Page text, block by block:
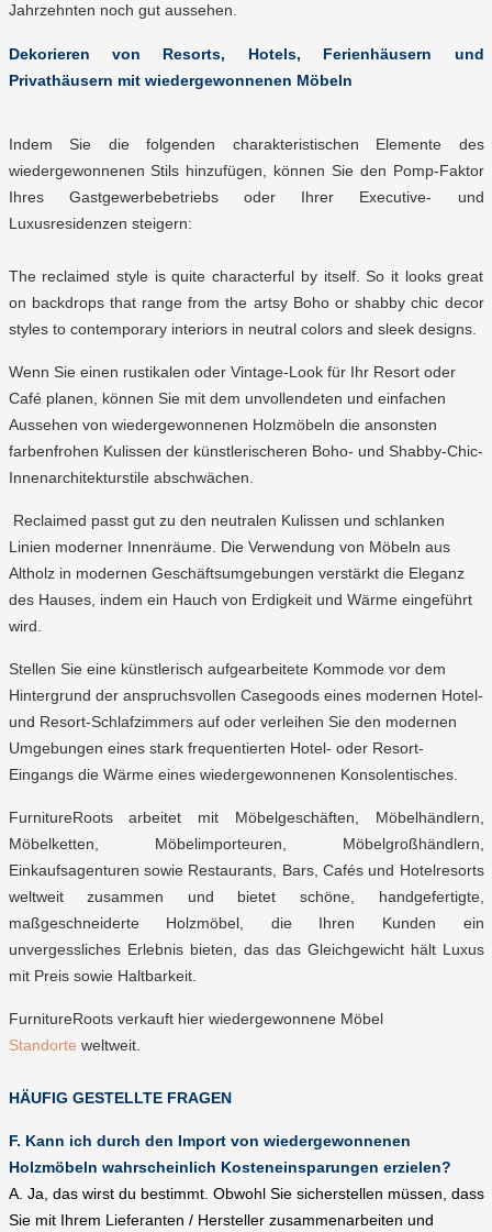
Jahrzehnten noch gut aussehen.
Dekorieren von Resorts, Hotels, Ferienhäusern und
Privathäusern mit wiedergewonnenen Möbeln
Indem Sie die folgenden charakteristischen Elemente des
wiedergewonnenen Stils hinzufügen, können Sie den Pomp-Faktor
Ihres Gastgewerbebetriebs oder Ihrer Executive- und
Luxusresidenzen steigern:
The reclaimed style is quite characterful by itself. So it looks great
on backdrops that range from the artsy Boho or shabby chic decor
styles to contemporary interiors in neutral colors and sleek designs.
Wenn Sie einen rustikalen oder Vintage-Look für Ihr Resort oder
Café planen, können Sie mit dem unvollendeten und einfachen
Aussehen von wiedergewonnenen Holzmöbeln die ansonsten
farbenfrohen Kulissen der künstlerischeren Boho- und Shabby-Chic-
Innenarchitekturstile abschwächen.
Reclaimed passt gut zu den neutralen Kulissen und schlanken
Linien moderner Innenräume. Die Verwendung von Möbeln aus
Altholz in modernen Geschäftsumgebungen verstärkt die Eleganz
des Hauses, indem ein Hauch von Erdigkeit und Wärme eingeführt
wird.
Stellen Sie eine künstlerisch aufgearbeitete Kommode vor dem
Hintergrund der anspruchsvollen Casegoods eines modernen Hotel-
und Resort-Schlafzimmers auf oder verleihen Sie den modernen
Umgebungen eines stark frequentierten Hotel- oder Resort-
Eingangs die Wärme eines wiedergewonnenen Konsolentisches.
FurnitureRoots arbeitet mit Möbelgeschäften, Möbelhändlern,
Möbelketten, Möbelimporteuren, Möbelgroßhändlern,
Einkaufsagenturen sowie Restaurants, Bars, Cafés und Hotelresorts
weltweit zusammen und bietet schöne, handgefertigte,
maßgeschneiderte Holzmöbel, die Ihren Kunden ein
unvergessliches Erlebnis bieten, das das Gleichgewicht hält Luxus
mit Preis sowie Haltbarkeit.
FurnitureRoots verkauft hier wiedergewonnene Möbel
Standorte weltweit.
HÄUFIG GESTELLTE FRAGEN
F. Kann ich durch den Import von wiedergewonnenen
Holzmöbeln wahrscheinlich Kosteneinsparungen erzielen?
A. Ja, das wirst du bestimmt. Obwohl Sie sicherstellen müssen, dass
Sie mit Ihrem Lieferanten / Hersteller zusammenarbeiten und